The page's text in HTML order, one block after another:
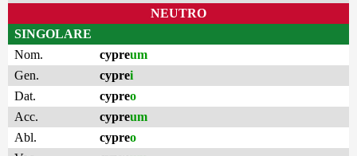
NEUTRO
SINGOLARE
Nom.
cypreum
Gen.
cyprei
Dat.
cypreo
Acc.
cypreum
Abl.
cypreo